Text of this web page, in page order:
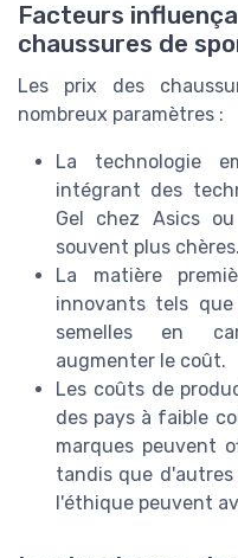
Facteurs
chaussures de
Les prix des
nombreux paramètres :
La technologie
intégrant des
Gel chez Asics
souvent plus chères.
La matière
innovants tels
semelles en
augmenter le coût.
Les coûts de
des pays à faible
marques peuvent
tandis que
l'éthique peuvent